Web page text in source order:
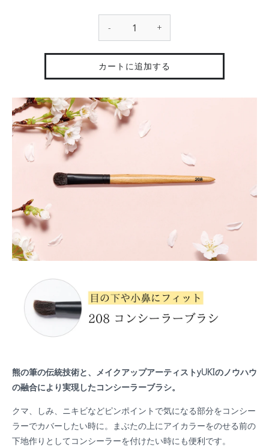
- +
カートに追加する
熊の筆の伝統技術と、メイクアップアーティストyUKIのノウハウ
の融合により実現したコンシーラーブラシ。
クマ、しみ、ニキビなどピンポイントで気になる部分をコンシー
ラーでカバーしたい時に。まぶたの上にアイカラーをのせる前の
下地作りとしてコンシーラーを付けたい時にも便利です。